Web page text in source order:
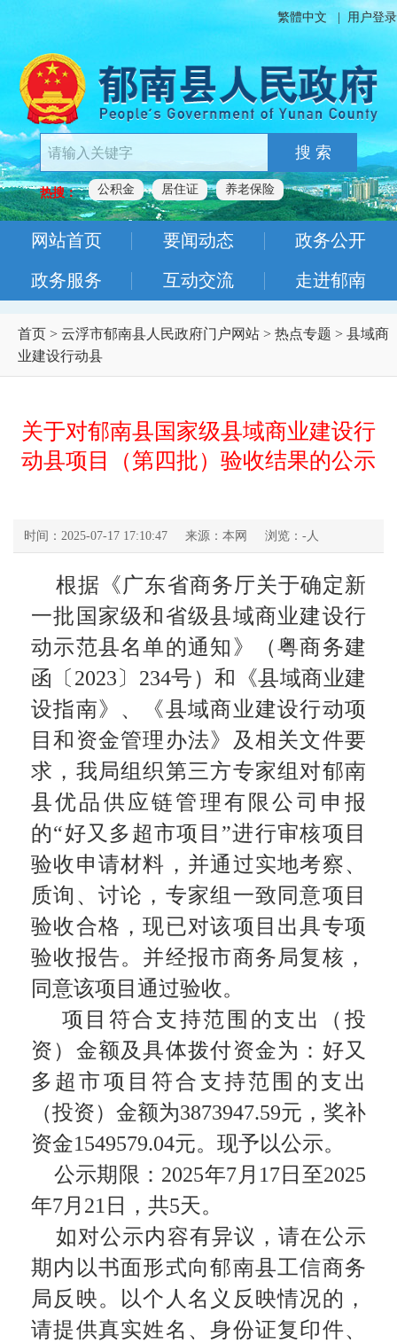
繁體中文 用户登录
搜 索
热搜： 公积金 居住证 养老保险
网站首页 要闻动态 政务公开
政务服务 互动交流 走进郁南
首页 > 云浮市郁南县人民政府门户网站 > 热点专题 > 县域商
业建设行动县
关于对郁南县国家级县域商业建设行
动县项目（第四批）验收结果的公示
时间：2025-07-17 17:10:47 来源：本网 浏览： - 人
根据《广东省商务厅关于确定新
一批国家级和省级县域商业建设行
动示范县名单的通知》（粤商务建
函〔2023〕234号）和《县域商业建
设指南》、《县域商业建设行动项
目和资金管理办法》及相关文件要
求，我局组织第三方专家组对郁南
县优品供应链管理有限公司申报
的“好又多超市项目”进行审核项目
验收申请材料，并通过实地考察、
质询、讨论，专家组一致同意项目
验收合格，现已对该项目出具专项
验收报告。并经报市商务局复核，
同意该项目通过验收。
项目符合支持范围的支出（投
资）金额及具体拨付资金为：好又
多超市项目符合支持范围的支出
（投资）金额为3873947.59元，奖补
资金1549579.04元。现予以公示。
公示期限：2025年7月17日至2025
年7月21日，共5天。
如对公示内容有异议，请在公示
期内以书面形式向郁南县工信商务
局反映。以个人名义反映情况的，
请提供真实姓名、身份证复印件、